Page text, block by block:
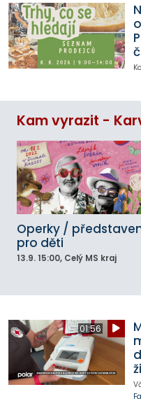
Kam vyrazit -
Operky /
pro děti
13.9. 15:00, Celý MS kraj
01:56